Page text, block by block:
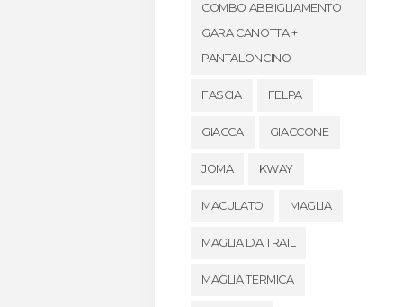
COMBO ABBIGLIAMENTO
GARA CANOTTA +
PANTALONCINO
FASCIA FELPA
GIACCA GIACCONE
JOMA KWAY
MACULATO MAGLIA
MAGLIA DA TRAIL
MAGLIA TERMICA